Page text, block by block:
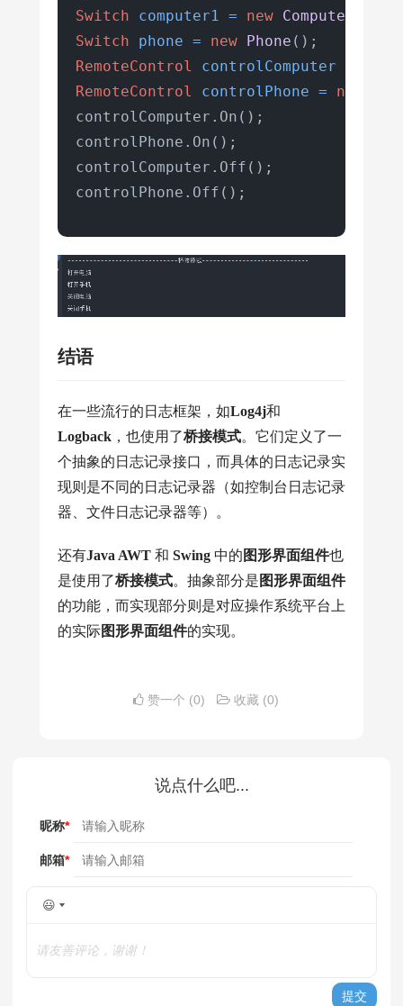
Switch
computer1 = new ComputerImpl
Switch
phone = new Phone
RemoteControl
controlComputer
RemoteControl
controlPhone = new
controlComputer.On();
controlPhone.On();
controlComputer.Off();
controlPhone.Off();
结语
在一些流行的日志框架，如Log4j和
Logback ，也使用了桥接模式。它们定义了一
个抽象的日志记录接口，而具体的日志记录实
现则是不同的日志记录器（如控制台日志记录
器、文件日志记录器等）。
还有Java AWT 和 Swing 中的 图形界面组件也
是使用了桥接模式。抽象部分是 图形界面组件
的功能，而实现部分则是对应操作系统平台上
的实际图形界面组件的实现。
赞一个 (0) 收藏 (0)
说点什么吧...
昵称*
邮箱*
😃
请友善评论，谢谢！
提交